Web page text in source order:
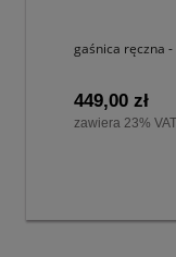
gaśnica ręczna -
449,00 zł
zawiera 23%